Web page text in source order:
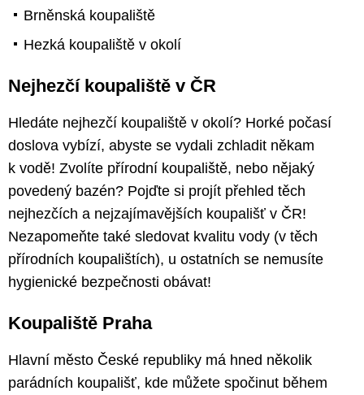
Brněnská koupaliště
Hezká koupaliště v okolí
Nejhezčí koupaliště v ČR
Hledáte nejhezčí koupaliště v okolí? Horké počasí
doslova vybízí, abyste se vydali zchladit někam
k vodě! Zvolíte přírodní koupaliště, nebo nějaký
povedený bazén? Pojďte si projít přehled těch
nejhezčích a nejzajímavějších koupališť v ČR!
Nezapomeňte také sledovat kvalitu vody (v těch
přírodních koupalištích), u ostatních se nemusíte
hygienické bezpečnosti obávat!
Koupaliště Praha
Hlavní město České republiky má hned několik
parádních koupališť, kde můžete spočinut během